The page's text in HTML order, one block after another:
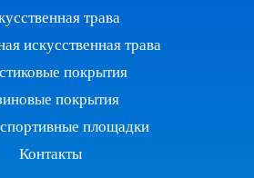
трава
искусственная трава
покрытия
покрытия
площадки
Контакты